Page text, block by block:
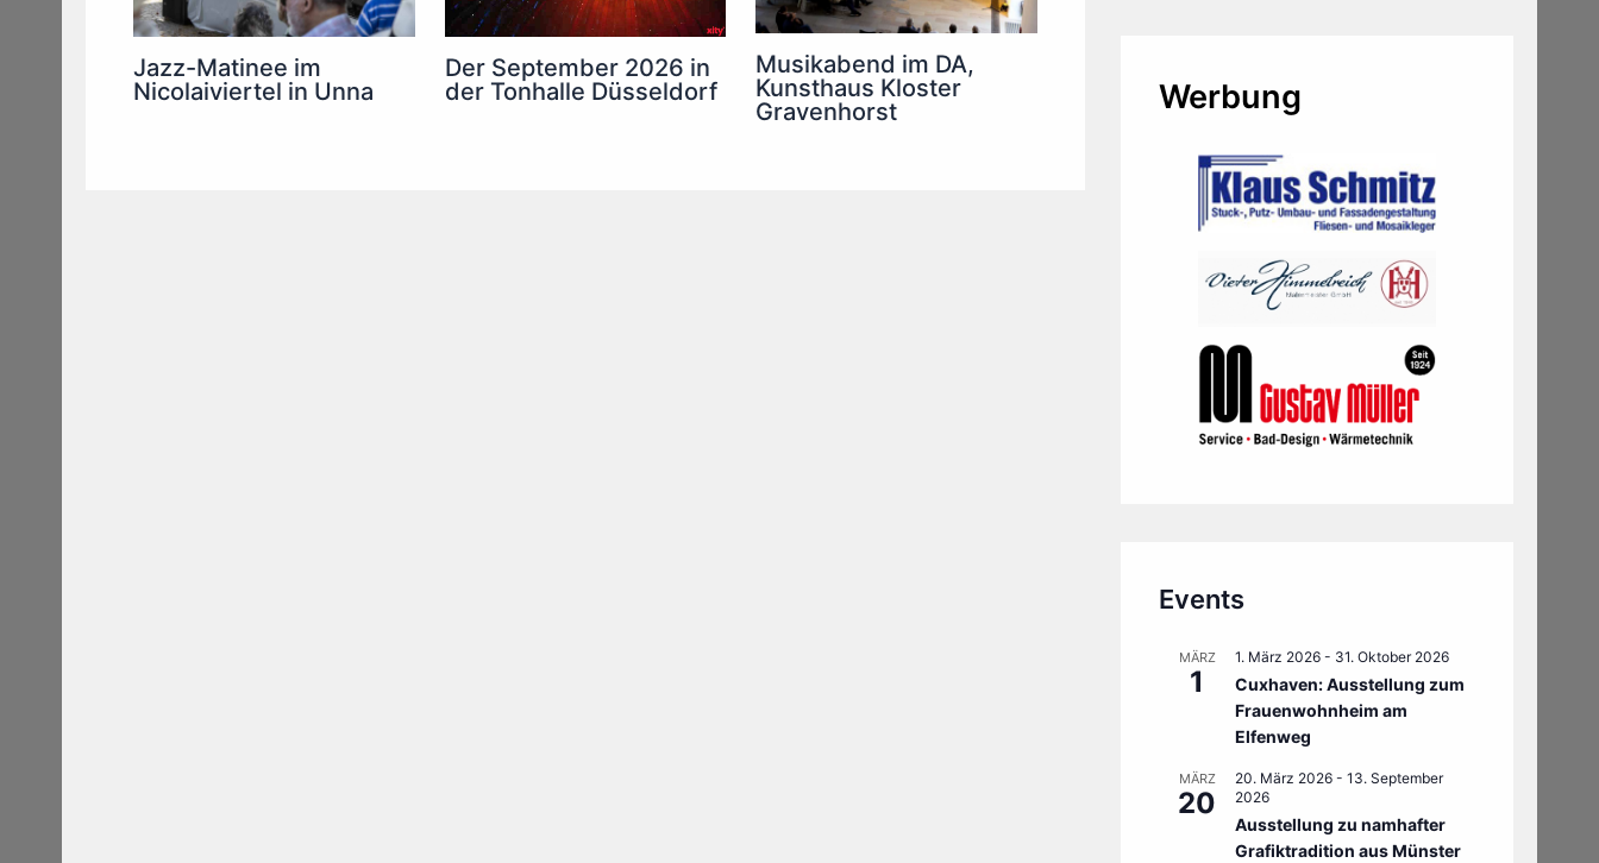
Jazz-Matinee im
Nicolaiviertel in Unna
Der September 2026 in
der Tonhalle Düsseldorf
Musikabend im DA,
Kunsthaus Kloster
Gravenhorst
Werbung
Events
MÄRZ
1
1. März 2026 - 31. Oktober 2026
Cuxhaven: Ausstellung zum
Frauenwohnheim am
Elfenweg
MÄRZ
20
20. März 2026 - 13. September
2026
Ausstellung zu namhafter
Grafiktradition aus Münster